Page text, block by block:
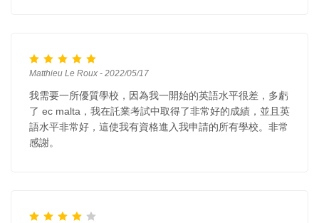
Matthieu Le Roux - 2022/05/17
我需要一所優質學校，因為我一開始的英語水平很差，多虧
了 ec malta，我在託業考試中取得了非常好的成績，並且英
語水平非常好，這使我有資格進入我申請的所有學校。非常
感謝。